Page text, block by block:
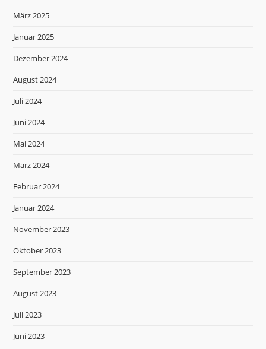
März 2025
Januar 2025
Dezember 2024
August 2024
Juli 2024
Juni 2024
Mai 2024
März 2024
Februar 2024
Januar 2024
November 2023
Oktober 2023
September 2023
August 2023
Juli 2023
Juni 2023